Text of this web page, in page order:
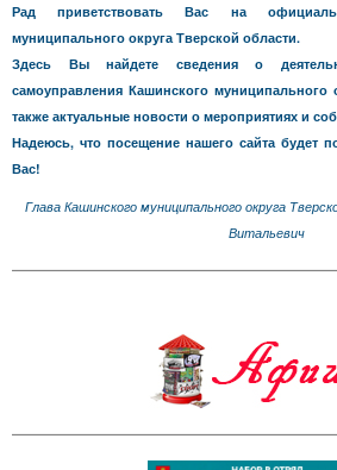
Рад приветствовать Вас на
муниципального округа Тверской области.
Здесь Вы найдете сведения о
самоуправления Кашинского муниципального
также актуальные новости о мероприятиях и
Надеюсь, что посещение нашего сайта будет
Вас!
Глава Кашинского муниципального округа
Витальевич